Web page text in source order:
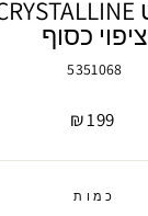
ציפוי כסוף
5351068
מחיר
199 ₪
כמות